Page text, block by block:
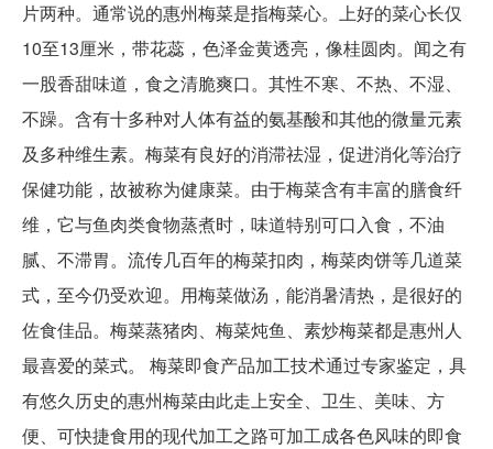
片两种。通常说的惠州梅菜是指梅菜心。上好的菜心长仅
10至13厘米，带花蕊，色泽金黄透亮，像桂圆肉。闻之有
一股香甜味道，食之清脆爽口。其性不寒、不热、不湿、
不躁。含有十多种对人体有益的氨基酸和其他的微量元素
及多种维生素。梅菜有良好的消滞祛湿，促进消化等治疗
保健功能，故被称为健康菜。由于梅菜含有丰富的膳食纤
维，它与鱼肉类食物蒸煮时，味道特别可口入食，不油
腻、不滞胃。流传几百年的梅菜扣肉，梅菜肉饼等几道菜
式，至今仍受欢迎。用梅菜做汤，能消暑清热，是很好的
佐食佳品。梅菜蒸猪肉、梅菜炖鱼、素炒梅菜都是惠州人
最喜爱的菜式。 梅菜即食产品加工技术通过专家鉴定，具
有悠久历史的惠州梅菜由此走上安全、卫生、美味、方
便、可快捷食用的现代加工之路可加工成各色风味的即食